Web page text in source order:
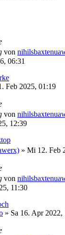
von
06:31
Feb 2025, 01:19
von
12:39
» Mi 12. Feb
von
11:30
» Sa 16. Apr 2022,